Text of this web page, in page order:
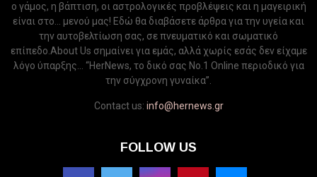
ο γάμος, η βάπτιση, οι αστρολογικές προβλέψεις και η μαγειρική
είναι στο... μενού μας! Εδώ θα διαβάσετε άρθρα για την υγεία και
την αυτοβελτίωση σας, σε πνευματικό και σωματικό
επίπεδο.About Us σημαίνει για εμάς, αλλά χωρίς εσάς δεν είχαμε
λόγο ύπαρξης... “HerNews, το δικό σας Νo.1 Online περιοδικό για
την σύγχρονη γυναίκα”.
Contact us: info@hernews.gr
FOLLOW US